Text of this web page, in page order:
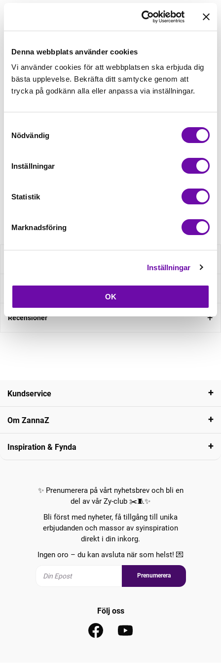
Denna webbplats använder cookies
Vi använder cookies för att webbplatsen ska erbjuda dig
bästa upplevelse. Bekräfta ditt samtycke genom att
trycka på godkänn alla eller anpassa via inställningar.
Nödvändig
Inställningar
Statistik
Marknadsföring
Inställningar
OK
129,00kr/m
Beställningsvara
Lägg först önskad mängd i varukorgen,
Beställningsvara
Fråga om produkt
Recensioner
Kundservice
Om ZannaZ
Inspiration & Fynda
✨ Prenumerera på vårt nyhetsbrev och bli en
del av vår Zy-club ✂️🧵✨
Bli först med nyheter, få tillgång till unika
erbjudanden och massor av syinspiration
direkt i din inkorg.
Ingen oro – du kan avsluta när som helst! 💌
Prenumerera
Följ oss